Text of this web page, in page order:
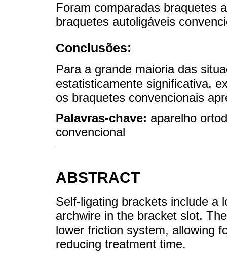
Foram comparadas braquetes
braquetes autoligáveis
Conclusões:
Para a grande maioria das
estatisticamente significativa,
os braquetes convencionais
Palavras-chave: aparelho
convencional
ABSTRACT
Self-ligating brackets include a
archwire in the bracket slot.
lower friction system, allowing
reducing treatment time.